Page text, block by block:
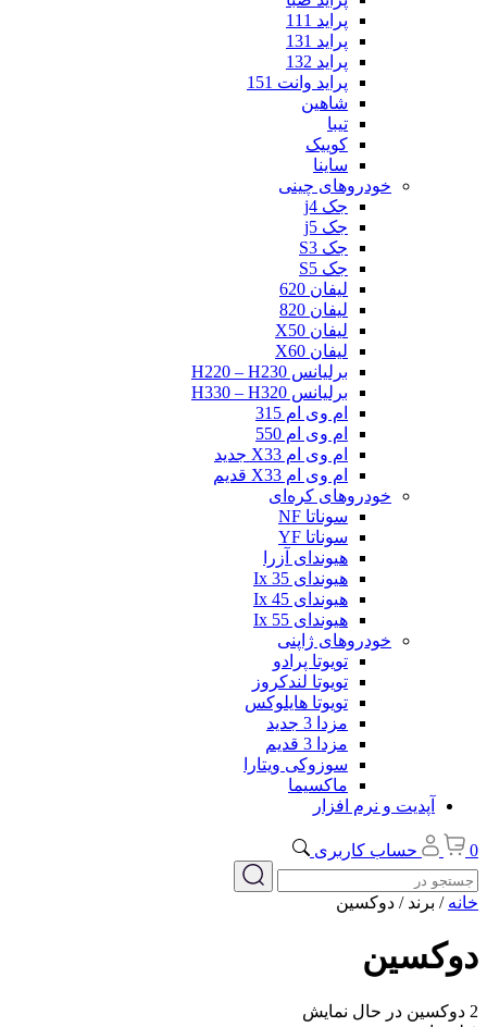
پراید 111
پراید 131
پراید 132
پراید وانت 151
شاهین
تیبا
کوییک
ساینا
خودروهای چینی
جک j4
جک j5
جک S3
جک S5
لیفان 620
لیفان 820
لیفان X50
لیفان X60
برلیانس H220 – H230
برلیانس H330 – H320
ام وی ام 315
ام وی ام 550
ام وی ام X33 جدید
ام وی ام X33 قدیم
خودروهای کره‌ای
سوناتا NF
سوناتا YF
هیوندای آزرا
هیوندای Ix 35
هیوندای Ix 45
هیوندای Ix 55
خودروهای ژاپنی
تویوتا پرادو
تویوتا لندکروز
تویوتا هایلوکس
مزدا 3 جدید
مزدا 3 قدیم
سوزوکی ویتارا
ماکسیما
آپدیت و نرم افزار
0 حساب کاربری
خانه / برند / دوکسین
دوکسین
2 دوکسین
در حال نمایش